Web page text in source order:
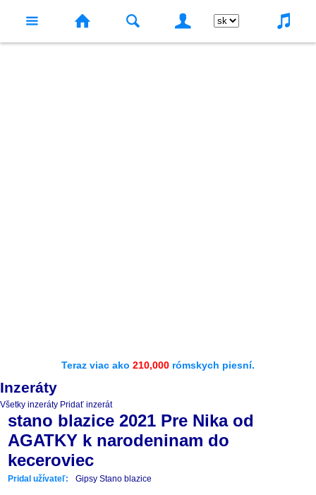
Teraz viac ako 210,000 rómskych piesní.
Inzeráty
Všetky inzeráty Pridať inzerát
stano blazice 2021 Pre Nika od
AGATKY k narodeninam do
keceroviec
Pridal užívateľ: Gipsy Stano blazice